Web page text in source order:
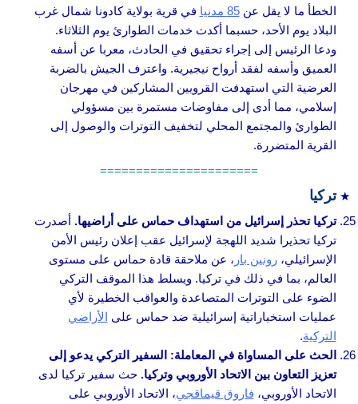
الخطأ ما لا يقل عن85 مدنيا
في قرية بولاية كادونا شمال غرب
البلاد يوم الأحد، حسبما أكدت خدمات الطوارئ يوم الثلاثاء.
ودعا الرئيس إلى إجراء تحقيق في الحادث، معربا عن أسفه
العميق وأسفه لفقد أرواح نيجيرية. واعترف الجيش بالضربة
العرضية التي استهدفت القرويين المشاركين في مهرجان
إسلامي، مما أدى إلى مفاوضات مستمرة بين مسؤولي
الطوارئ والمجتمع المحلي لتخفيف التوترات والوصول إلى
القرية المتضررة.
======================
تركيا
تركيا تحذر إسرائيل من استهداف حماس على أراضيها. أصدرت
تركيا تحذيرا شديد اللهجة لإسرائيل عقب إعلان رئيس الأمن
الإسرائيلي،رونين بار ، عن ملاحقة قادة حماس على مستوى
العالم، بما في ذلك في تركيا. ويسلط هذا الموقف التركي
الضوء على التوترات المتصاعدة والعواقب الخطيرة لأي
عمليات استخباراتية إسرائيلية ضد حماس على الأراضي
التركية.
الحث على المساواة في المعاملة: السفير التركي يدعو إلى
تعزيز التعاون بين الاتحاد الأوروبي وتركيا. حث سفير تركيا لدى
الاتحاد الأوروبي، فاروق قيماقجي، الاتحاد الأوروبي على